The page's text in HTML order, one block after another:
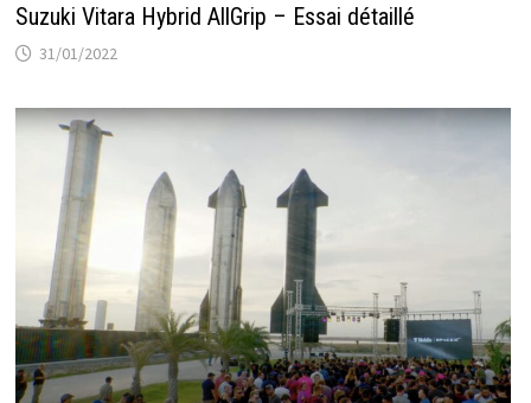
Suzuki Vitara Hybrid AllGrip – Essai détaillé
31/01/2022